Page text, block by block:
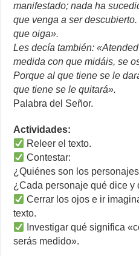
manifestado; nada ha
que venga a ser
que oiga».
Les decía también:
medida con que midáis, se
Porque al que tiene se le
que tiene se le quitará».
Palabra del Señor.
Actividades:
Releer el texto.
Contestar:
¿Quiénes son los
¿Cada personaje qué dice y
Cerrar los ojos e ir
texto.
Investigar qué significa
serás medido».